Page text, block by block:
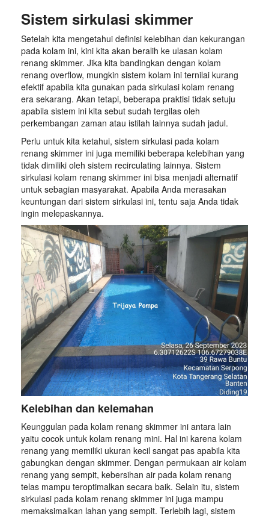
Sistem sirkulasi skimmer
Setelah kita mengetahui definisi kelebihan dan kekurangan
pada kolam ini, kini kita akan beralih ke ulasan kolam
renang skimmer. Jika kita bandingkan dengan kolam
renang overflow, mungkin sistem kolam ini ternilai kurang
efektif apabila kita gunakan pada sirkulasi kolam renang
era sekarang. Akan tetapi, beberapa praktisi tidak setuju
apabila sistem ini kita sebut sudah tergilas oleh
perkembangan zaman atau istilah lainnya sudah jadul.
Perlu untuk kita ketahui, sistem sirkulasi pada kolam
renang skimmer ini juga memiliki beberapa kelebihan yang
tidak dimiliki oleh sistem recirculating lainnya. Sistem
sirkulasi kolam renang skimmer ini bisa menjadi alternatif
untuk sebagian masyarakat. Apabila Anda merasakan
keuntungan dari sistem sirkulasi ini, tentu saja Anda tidak
ingin melepaskannya.
Kelebihan dan kelemahan
Keunggulan pada kolam renang skimmer ini antara lain
yaitu cocok untuk kolam renang mini. Hal ini karena kolam
renang yang memiliki ukuran kecil sangat pas apabila kita
gabungkan dengan skimmer. Dengan permukaan air kolam
renang yang sempit, kebersihan air pada kolam renang
telas mampu teroptimalkan secara baik. Selain itu, sistem
sirkulasi pada kolam renang skimmer ini juga mampu
memaksimalkan lahan yang sempit. Terlebih lagi, sistem